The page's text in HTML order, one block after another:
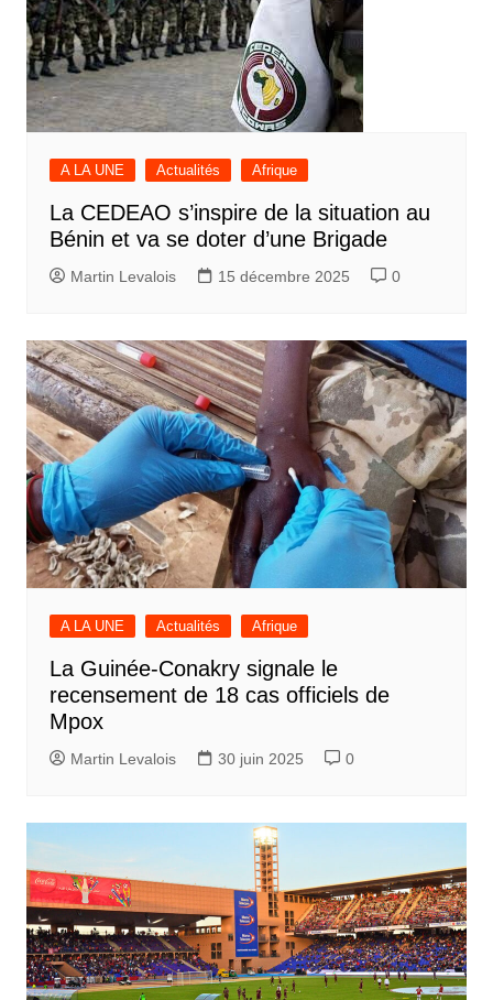
A LA UNE Actualités Afrique
La CEDEAO s’inspire de la situation au
Bénin et va se doter d’une Brigade
Martin Levalois 15 décembre 2025 0
A LA UNE Actualités Afrique
La Guinée-Conakry signale le
recensement de 18 cas officiels de
Mpox
Martin Levalois 30 juin 2025 0